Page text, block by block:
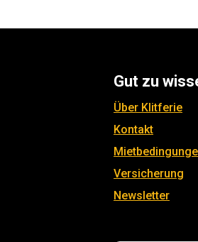
Gut zu
Über Klitferie
Kontakt
Versicherung
Newsletter